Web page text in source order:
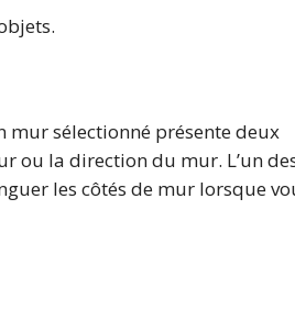
sélectionné présente deux
ou la direction du mur. L’un
les côtés de mur lorsque